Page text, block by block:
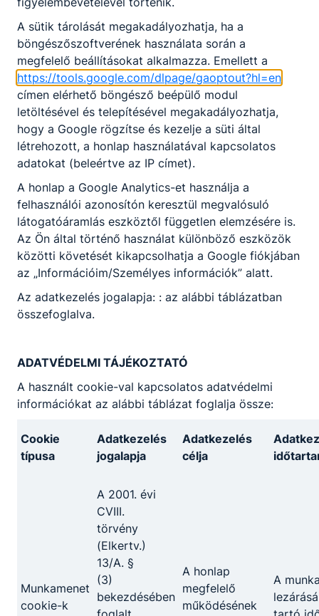
eredményes szakmai vizsgához. A KKK ezért a
szakmai oktatás alapja, az ebben
meghatározottak szerint kell felépíteni az egyes
szakmák megszerzésére irányuló szakmai
oktatást, s ebben kerülnek rögzítésre a szakmai
vizsga követelményei is.
A Programtanterv (PTT) tartalmazza az egyes
szakmákhoz kapcsolódó tanulási területekhez
évfolyamonként, a tanulási területek részletes
szakmai tartalmának leírását, valamint a
részszakmák ajánlott szakmai tartalmát. A PTT a
szakmai oktatás kötelező foglalkozásainak
összesített számát tekintve kötelező érvényű,
illetve ajánlásként szolgál a szakképző
intézmények szakmai programjának
kidolgozásához.
PTT
Szárazépítő
A sütik tárolását megakadályozhatja, ha a
böngészőszoftverének használata során a
megfelelő beállításokat alkalmazza. Emellett a
https://tools.google.com/dlpage/gaoptout?hl=en
címen elérhető böngésző beépülő modul
letöltésével és telepítésével megakadályozhatja,
hogy a Google rögzítse és kezelje a süti által
létrehozott, a honlap használatával kapcsolatos
adatokat (beleértve az IP címet).
A honlap a Google Analytics-et használja a
felhasználói azonosítón keresztül megvalósuló
látogatóáramlás eszköztől független elemzésére is.
Az Ön által történő használat különböző eszközök
közötti követését kikapcsolhatja a Google fiókjában
az „Információim/Személyes információk” alatt.
Az adatkezelés jogalapja: : az alábbi táblázatban
összefoglalva.
ADATVÉDELMI TÁJÉKOZTATÓ
A használt cookie-val kapcsolatos adatvédelmi
információkat az alábbi táblázat foglalja össze:
Cookie
típusa
Adatkezelés
jogalapja
Adatkezelés
célja
Munkamenet
cookie-k
A 2001. évi
CVIII.
törvény
(Elkertv.)
13/A. §
(3)
bekezdésében
A honlap
megfelelő
működésének
A